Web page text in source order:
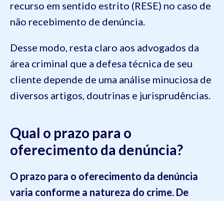
recurso em sentido estrito (RESE) no caso de
não recebimento de denúncia.
Desse modo, resta claro aos advogados da
área criminal que a defesa técnica de seu
cliente depende de uma análise minuciosa de
diversos artigos, doutrinas e jurisprudências.
Qual o prazo para o
oferecimento da denúncia?
O prazo para o oferecimento da denúncia
varia conforme a natureza do crime. De